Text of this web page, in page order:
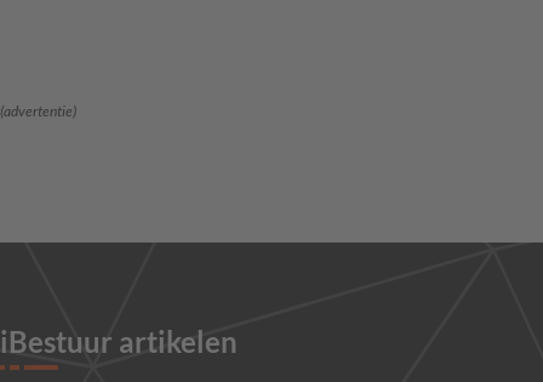
(advertentie)
iBestuur artikelen